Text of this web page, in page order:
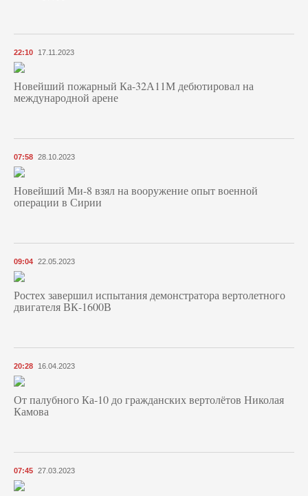
22:10 17.11.2023
Новейший пожарный Ка-32А11М дебютировал на
международной арене
07:58 28.10.2023
Новейший Ми-8 взял на вооружение опыт военной
операции в Сирии
09:04 22.05.2023
Ростех завершил испытания демонстратора вертолетного
двигателя ВК-1600В
20:28 16.04.2023
От палубного Ка-10 до гражданских вертолётов Николая
Камова
07:45 27.03.2023